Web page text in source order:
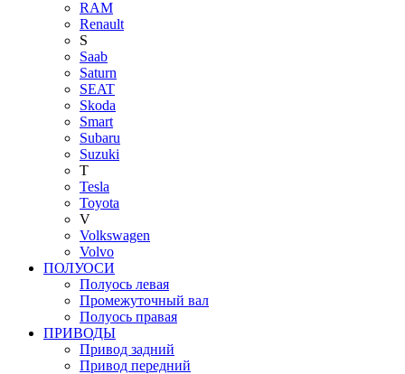
RAM
Renault
S
Saab
Saturn
SEAT
Skoda
Smart
Subaru
Suzuki
T
Tesla
Toyota
V
Volkswagen
Volvo
ПОЛУОСИ
Полуось левая
Промежуточный вал
Полуось правая
ПРИВОДЫ
Привод задний
Привод передний